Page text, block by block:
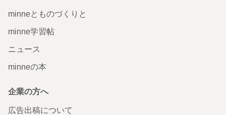
minneとものづくりと
minne学習帖
ニュース
minneの本
企業の方へ
広告出稿について